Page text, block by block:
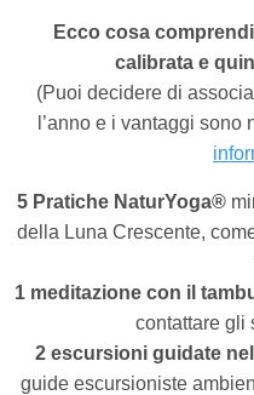
Ecco cosa
calibrata e
(Puoi decidere di
l’anno e i vantaggi sono
5 Pratiche NaturYoga®
della Luna Crescente,
1 meditazione con il
contattare gli
2 escursioni guidate
guide escursioniste